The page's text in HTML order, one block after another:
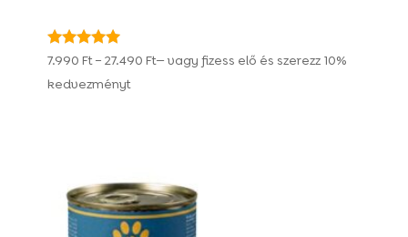
Értékelés:
/ 5
7.990 Ft – 27.490 FtÁrtartomány:
— vagy fizess elő és szerezz 10%
kedvezményt